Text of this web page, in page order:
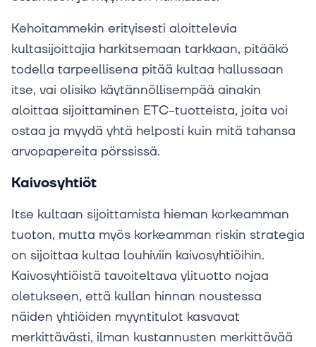
Kehoitammekin erityisesti aloittelevia
kultasijoittajia harkitsemaan tarkkaan, pitääkö
todella tarpeellisena pitää kultaa hallussaan
itse, vai olisiko käytännöllisempää ainakin
aloittaa sijoittaminen ETC-tuotteista, joita voi
ostaa ja myydä yhtä helposti kuin mitä tahansa
arvopapereita pörssissä.
Kaivosyhtiöt
Itse kultaan sijoittamista hieman korkeamman
tuoton, mutta myös korkeamman riskin strategia
on sijoittaa kultaa louhiviin kaivosyhtiöihin.
Kaivosyhtiöistä tavoiteltava ylituotto nojaa
oletukseen, että kullan hinnan noustessa
näiden yhtiöiden myyntitulot kasvavat
merkittävästi, ilman kustannusten merkittävää